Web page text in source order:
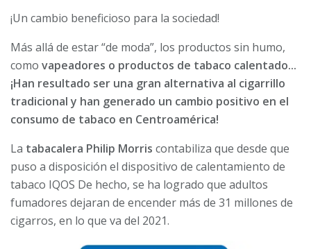
¡Un cambio beneficioso para la sociedad!
Más allá de estar “de moda”, los productos sin humo,
como vapeadores o productos de tabaco calentado...
¡Han resultado ser una gran alternativa al cigarrillo
tradicional y han generado un cambio positivo en el
consumo de tabaco en Centroamérica!
La tabacalera Philip Morris contabiliza que desde que
puso a disposición el dispositivo de calentamiento de
tabaco IQOS De hecho, se ha logrado que adultos
fumadores dejaran de encender más de 31 millones de
cigarros, en lo que va del 2021.